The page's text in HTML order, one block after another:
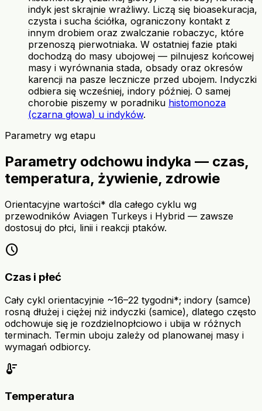
indyk jest skrajnie wrażliwy. Liczą się bioasekuracja,
czysta i sucha ściółka, ograniczony kontakt z
innym drobiem oraz zwalczanie robaczyc, które
przenoszą pierwotniaka. W ostatniej fazie ptaki
dochodzą do masy ubojowej — pilnujesz końcowej
masy i wyrównania stada, obsady oraz okresów
karencji na pasze lecznicze przed ubojem. Indyczki
odbiera się wcześniej, indory później. O samej
chorobie piszemy w poradniku histomonoza
(czarna głowa) u indyków.
Parametry wg etapu
Parametry odchowu indyka — czas,
temperatura, żywienie, zdrowie
Orientacyjne wartości* dla całego cyklu wg
przewodników Aviagen Turkeys i Hybrid — zawsze
dostosuj do płci, linii i reakcji ptaków.
schedule
Czas i płeć
Cały cykl orientacyjnie ~16–22 tygodni*; indory (samce)
rosną dłużej i ciężej niż indyczki (samice), dlatego często
odchowuje się je rozdzielnopłciowo i ubija w różnych
terminach. Termin uboju zależy od planowanej masy i
wymagań odbiorcy.
thermostat
Temperatura